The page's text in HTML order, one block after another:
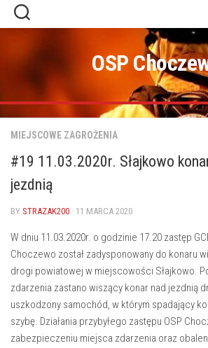
Skip
OSP
MIEJSCOWE ZAGROŻENIA
#19 11.03.2020r. Słajkowo
jezdnią
BY STRAZAK200 · 11 MARCA 2020
W dniu 11.03.2020r. o godzinie 17.20 zastęp
Choczewo został zadysponowany do konaru
drogi powiatowej w miejscowości Słajkowo.
zdarzenia zastano wiszący konar nad jezdnią
uszkodzony samochód, w którym spadający
szybę. Działania przybyłego zastępu OSP
zabezpieczeniu miejsca zdarzenia oraz